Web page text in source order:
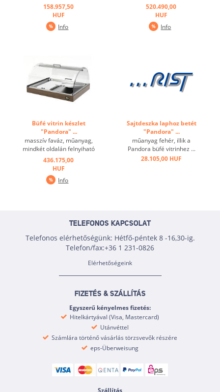
158.957,50
HUF
Info
520.490,00
HUF
Info
Büfé vitrin készlet
"Pandora" ...
masszív faváz, műanyag,
mindkét oldalán felnyiható
cloche, rozsdamentes betét,
2 jégakku ...
436.175,00
HUF
Info
Sajtdeszka laphoz betét
"Pandora" ...
műanyag fehér, illik a
Pandora büfé vitrinhez ...
28.105,00 HUF
TELEFONOS KAPCSOLAT
Telefonos elérhetőségünk: Hétfő-péntek 8 -16,30-ig.
Telefon/fax:+36 1 231-0826
Elérhetőségeink
FIZETÉS & SZÁLLÍTÁS
Egyszerű kényelmes fizetés:
Hitelkártyával (Visa, Mastercard)
Utánvéttel
Számlára történő vásárlás törzsvevők részére
eps-Überweisung